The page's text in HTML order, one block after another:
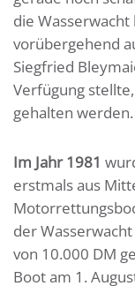
die
vorübergehend
Siegfried
Verfügung
gehalten werden.
Im Jahr 1981
erstmals aus
der
von 10.000 DM
Boot am 1.